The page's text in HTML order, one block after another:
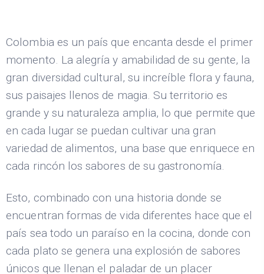
Colombia es un país que encanta desde el primer
momento. La alegría y amabilidad de su gente, la
gran diversidad cultural, su increíble flora y fauna,
sus paisajes llenos de magia. Su territorio es
grande y su naturaleza amplia, lo que permite que
en cada lugar se puedan cultivar una gran
variedad de alimentos, una base que enriquece en
cada rincón los sabores de su gastronomía.
Esto, combinado con una historia donde se
encuentran formas de vida diferentes hace que el
país sea todo un paraíso en la cocina, donde con
cada plato se genera una explosión de sabores
únicos que llenan el paladar de un placer